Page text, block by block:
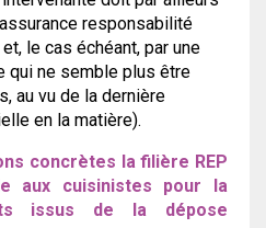
responsabilité
le cas échéant, par une
qui ne semble plus être
au vu de la dernière
en la matière).
concrètes la filière REP
aux cuisinistes pour la
issus de la dépose